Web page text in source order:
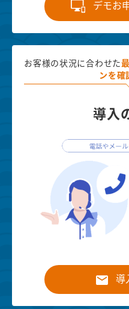
デモお
お客様の状況に合わせた
ンを確
導入
導